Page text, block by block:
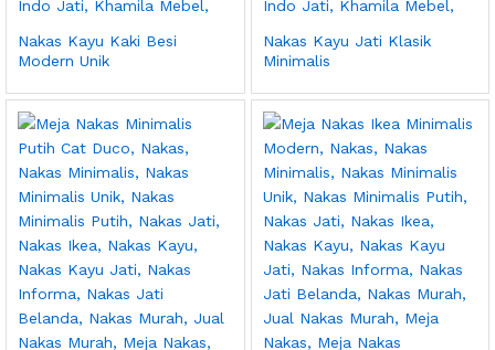
Nakas Kayu Kaki Besi
Modern Unik
Nakas Kayu Jati Klasik
Minimalis